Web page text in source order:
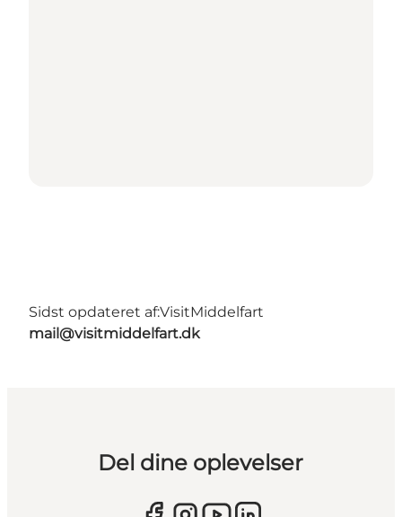
Sidst opdateret af:VisitMiddelfart
mail@visitmiddelfart.dk
Del dine oplevelser